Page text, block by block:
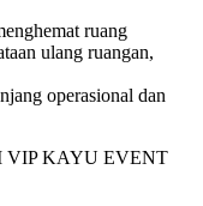
ruang
ulang ruangan,
operasional dan